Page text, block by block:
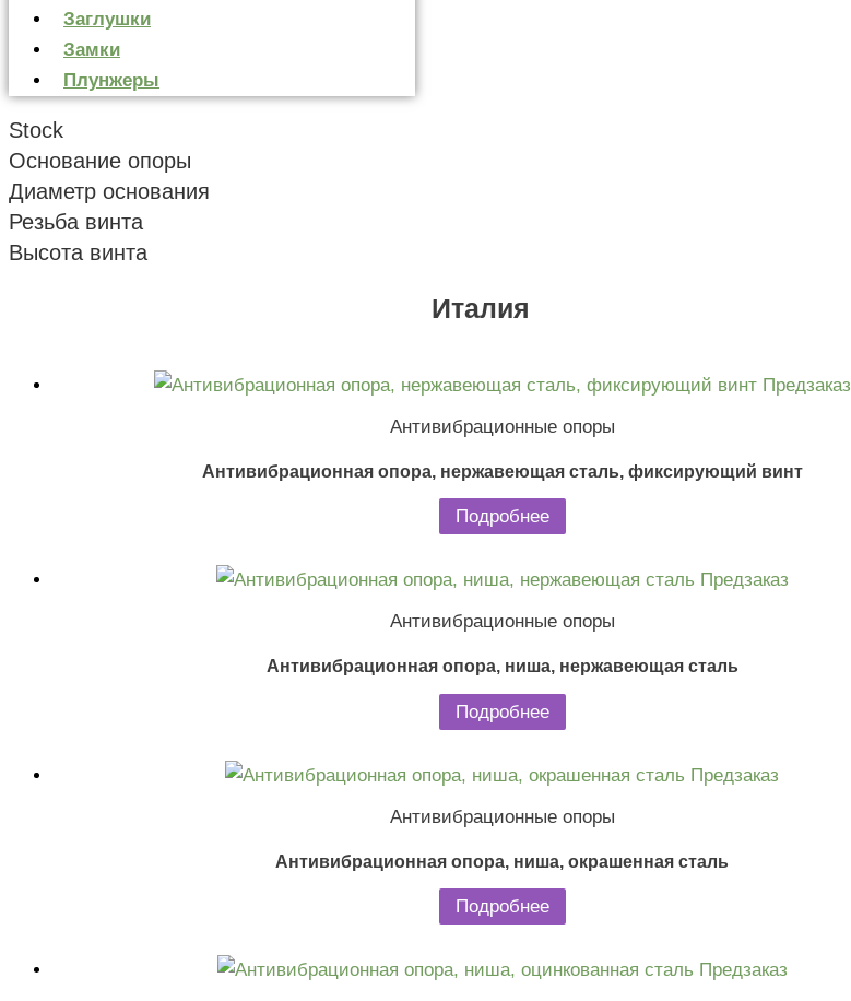
Заглушки
Замки
Плунжеры
Stock
Основание опоры
Диаметр основания
Резьба винта
Высота винта
Италия
Предзаказ
Антивибрационные опоры
Антивибрационная опора, нержавеющая сталь, фиксирующий винт
Подробнее
Предзаказ
Антивибрационные опоры
Антивибрационная опора, ниша, нержавеющая сталь
Подробнее
Предзаказ
Антивибрационные опоры
Антивибрационная опора, ниша, окрашенная сталь
Подробнее
Предзаказ